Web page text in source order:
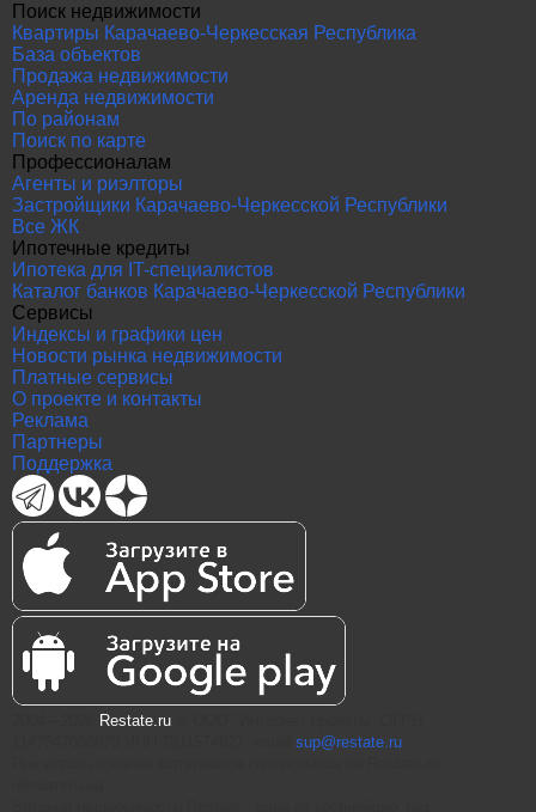
Поиск недвижимости
Квартиры Карачаево-Черкесская Республика
База объектов
Продажа недвижимости
Аренда недвижимости
По районам
Поиск по карте
Профессионалам
Агенты и риэлторы
Застройщики Карачаево-Черкесской Республики
Все ЖК
Ипотечные кредиты
Ипотека для IT-специалистов
Каталог банков Карачаево-Черкесской Республики
Сервисы
Индексы и графики цен
Новости рынка недвижимости
Платные сервисы
О проекте и контакты
Реклама
Партнеры
Поддержка
Restate.ru
sup@restate.ru